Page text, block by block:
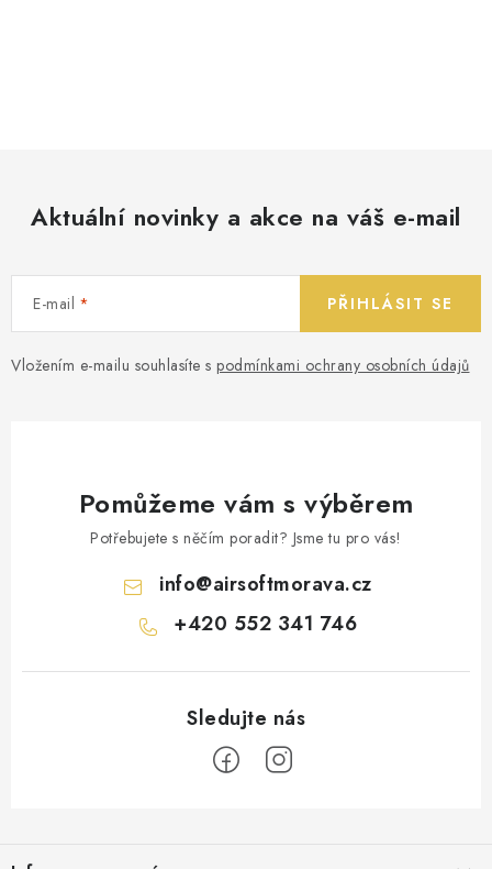
Aktuální novinky a akce na váš e-mail
E-mail
Vložením e-mailu souhlasíte s podmínkami ochrany osobních údajů
PŘIHLÁSIT SE
Pomůžeme vám s výběrem
Potřebujete s něčím poradit? Jsme tu pro vás!
info@airsoftmorava.cz
+420 552 341 746